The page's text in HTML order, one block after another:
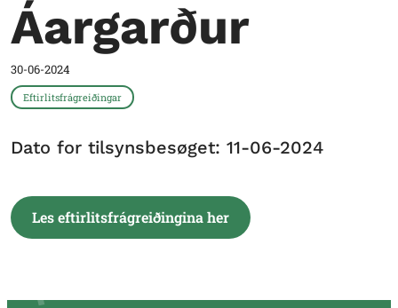
Áargarður
30-06-2024
Eftirlitsfrágreiðingar
Dato for tilsynsbesøget: 11-06-2024
Les eftirlitsfrágreiðingina her